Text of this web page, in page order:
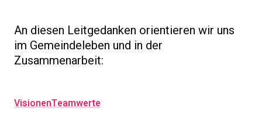
An diesen Leitgedanken orientieren wir uns
im Gemeindeleben und in der
Zusammenarbeit:
VisionenTeamwerte